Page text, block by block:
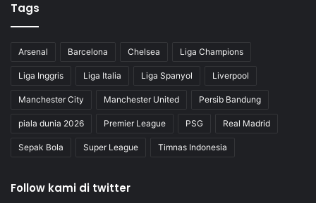
Tags
Arsenal Barcelona Chelsea Liga Champions
Liga Inggris Liga Italia Liga Spanyol Liverpool
Manchester City Manchester United Persib Bandung
piala dunia 2026 Premier League PSG Real Madrid
Sepak Bola Super League Timnas Indonesia
Follow kami di twitter